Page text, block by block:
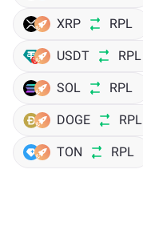
XRP RPL
USDT RPL
SOL RPL
DOGE RPL
TON RPL